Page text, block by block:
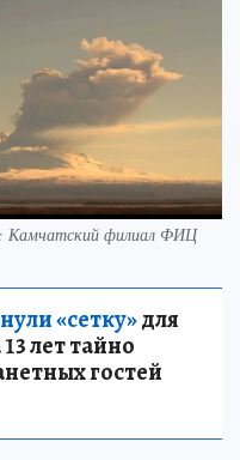
Камчатский филиал ФИЦ
«сетку»для
лет тайно
гостей